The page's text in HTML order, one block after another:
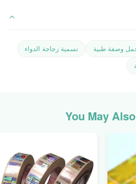
وصفة طبية
تسمية زجاجة الدواء
You May